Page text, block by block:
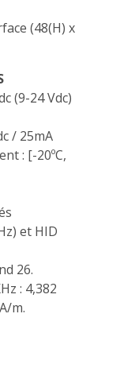
(48(H) x
(9-24 Vdc)
/ 25mA
: [-20ºC,
et HID
26.
: 4,382
m.